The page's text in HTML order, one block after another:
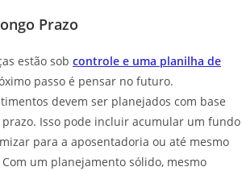
Prazo
estão sob controle e uma planilha de
passo é pensar no futuro.
devem ser planejados com base
Isso pode incluir acumular um fundo
para a aposentadoria ou até mesmo
um planejamento sólido, mesmo